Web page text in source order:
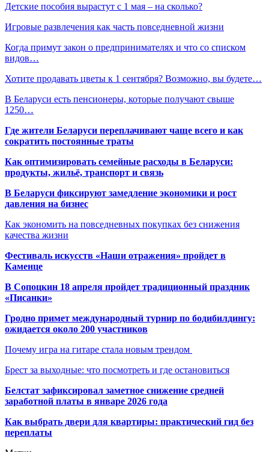
Детские пособия вырастут с 1 мая – на сколько?
Игровые развлечения как часть повседневной жизни
Когда примут закон о предпринимателях и что со списком
видов…
Хотите продавать цветы к 1 сентября? Возможно, вы будете…
В Беларуси есть пенсионеры, которые получают свыше
1250…
Где жители Беларуси переплачивают чаще всего и как
сократить постоянные траты
Как оптимизировать семейные расходы в Беларуси:
продукты, жильё, транспорт и связь
В Беларуси фиксируют замедление экономики и рост
давления на бизнес
Как экономить на повседневных покупках без снижения
качества жизни
Фестиваль искусств «Наши отражения» пройдет в
Каменце
В Сопоцкин 18 апреля пройдет традиционный праздник
«Писанки»
Гродно примет международный турнир по бодибилдингу:
ожидается около 200 участников
Почему игра на гитаре стала новым трендом
Брест за выходные: что посмотреть и где остановиться
Белстат зафиксировал заметное снижение средней
заработной платы в январе 2026 года
Как выбрать двери для квартиры: практический гид без
переплаты